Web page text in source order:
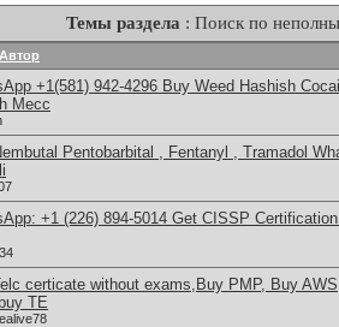
Темы раздела : Поиск по
Автор
+1(581) 942-4296 Buy Weed Hashish
Mecc
Pentobarbital , Fentanyl , Tramadol
+1 (226) 894-5014​ Get CISSP
certicate without exams,Buy PMP, Buy
TE